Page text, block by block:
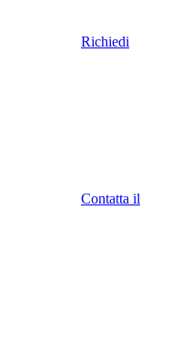
Richiedi
Contatta il